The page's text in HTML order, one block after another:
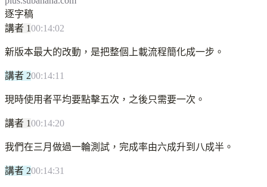
逐字稿
講者 100:14:02
新版本最大的改動，是把整個上載流程簡化成一步。
講者 200:14:11
現時使用者平均要點擊五次，之後只需要一次。
講者 100:14:20
我們在三月做過一輪測試，完成率由六成升到八成半。
講者 200:14:31